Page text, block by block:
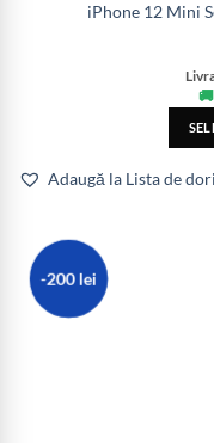
iPhone 12 Mini
Adaugă la Lista de
-200 lei